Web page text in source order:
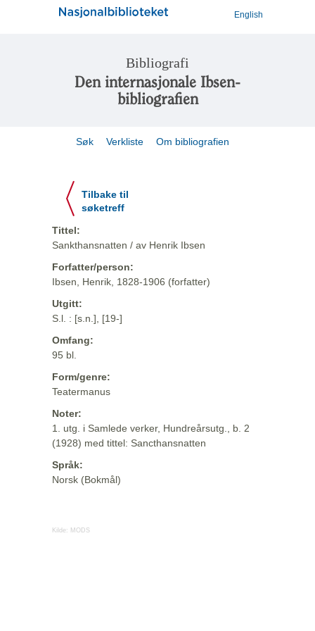
English
Bibliografi
Den internasjonale Ibsen-
bibliografien
Søk Verkliste Om bibliografien
Tilbake til
søketreff
Tittel:
Sankthansnatten / av Henrik Ibsen
Forfatter/person:
Ibsen, Henrik, 1828-1906 (forfatter)
Utgitt:
S.l. : [s.n.], [19-]
Omfang:
95 bl.
Form/genre:
Teatermanus
Noter:
1. utg. i Samlede verker, Hundreårsutg., b. 2
(1928) med tittel: Sancthansnatten
Språk:
Norsk (Bokmål)
Kilde: MODS